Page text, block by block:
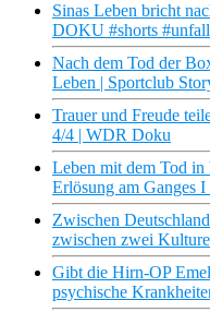
Sinas Leben bricht
DOKU #shorts
Nach dem Tod der
Leben | Sportclub
Trauer und Freude
4/4 | WDR Doku
Leben mit dem Tod in
Erlösung am Ganges I
Zwischen
zwischen zwei
Gibt die Hirn-OP
psychische